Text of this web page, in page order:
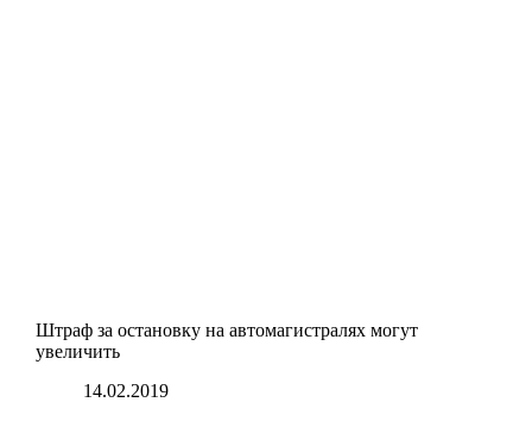
Штраф за остановку на автомагистралях могут
увеличить
14.02.2019